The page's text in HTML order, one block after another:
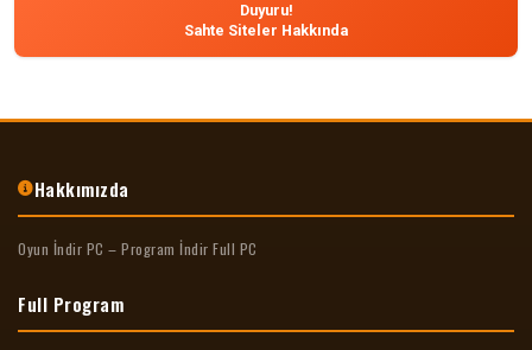
Duyuru!
Sahte Siteler Hakkında
Hakkımızda
Oyun İndir PC – Program İndir Full PC
Full Program